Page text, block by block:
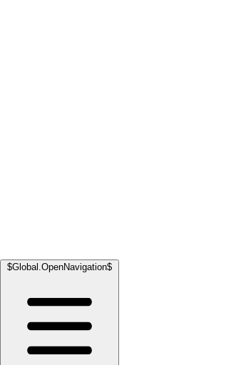
$Global.OpenNavigation$